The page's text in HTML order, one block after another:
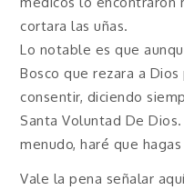
cortara las uñas.
Lo notable es que
Bosco que rezara a
consentir, diciendo
Santa Voluntad De
menudo, haré que
Vale la pena señalar